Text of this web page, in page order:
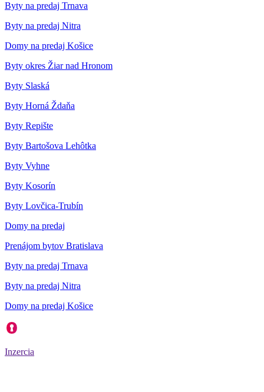
Byty na predaj Trnava
Byty na predaj Nitra
Domy na predaj Košice
Byty okres Žiar nad Hronom
Byty Slaská
Byty Horná Ždaňa
Byty Repište
Byty Bartošova Lehôtka
Byty Vyhne
Byty Kosorín
Byty Lovčica-Trubín
Domy na predaj
Prenájom bytov Bratislava
Byty na predaj Trnava
Byty na predaj Nitra
Domy na predaj Košice
Inzercia